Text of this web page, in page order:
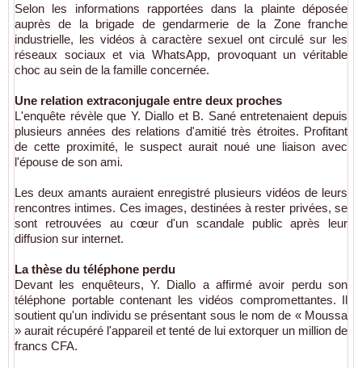
Selon les informations rapportées dans la plainte déposée
auprès de la brigade de gendarmerie de la Zone franche
industrielle, les vidéos à caractère sexuel ont circulé sur les
réseaux sociaux et via WhatsApp, provoquant un véritable
choc au sein de la famille concernée.
Une relation extraconjugale entre deux proches
L'enquête révèle que Y. Diallo et B. Sané entretenaient depuis
plusieurs années des relations d'amitié très étroites. Profitant
de cette proximité, le suspect aurait noué une liaison avec
l'épouse de son ami.
Les deux amants auraient enregistré plusieurs vidéos de leurs
rencontres intimes. Ces images, destinées à rester privées, se
sont retrouvées au cœur d'un scandale public après leur
diffusion sur internet.
La thèse du téléphone perdu
Devant les enquêteurs, Y. Diallo a affirmé avoir perdu son
téléphone portable contenant les vidéos compromettantes. Il
soutient qu'un individu se présentant sous le nom de « Moussa
» aurait récupéré l'appareil et tenté de lui extorquer un million de
francs CFA.